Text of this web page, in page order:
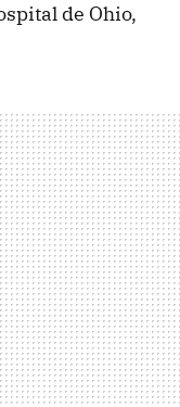
de Ohio,